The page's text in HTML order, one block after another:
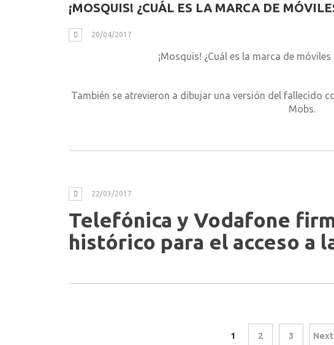
¡MOSQUIS! ¿CUÁL ES LA MARCA DE
20/04/2017
¡Mosquis! ¿Cuál es la marca de
También se atrevieron a dibujar una versión del fallecido
Mobs.
22/03/2017
Telefónica y Vodafone
histórico para el acceso a
1 2 3 Next